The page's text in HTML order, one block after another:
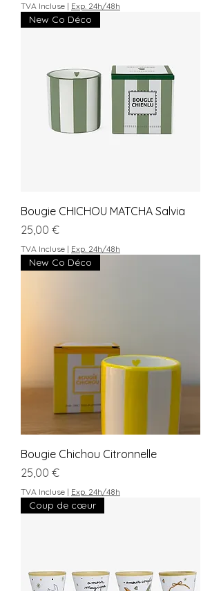
TVA Incluse | Exp. 24h/48h
New Co Déco
Bougie CHICHOU MATCHA Salvia
Prix
25,00 €
TVA Incluse | Exp. 24h/48h
New Co Déco
Bougie Chichou Citronnelle
Prix
25,00 €
TVA Incluse | Exp. 24h/48h
Coup de cœur